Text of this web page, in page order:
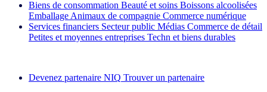
Biens de consommation Beauté et soins Boissons alcoolisées
Emballage Animaux de compagnie Commerce numérique
Services financiers Secteur public Médias Commerce de détail
Petites et moyennes entreprises Techn et biens durables
Devenez partenaire NIQ Trouver un partenaire